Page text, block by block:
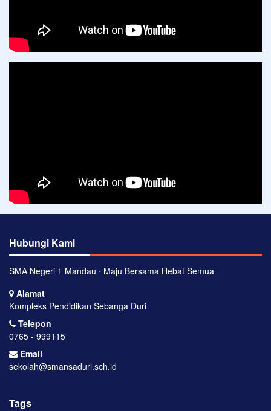
Hubungi Kami
SMA Negeri 1 Mandau ⋅ Maju Bersama Hebat Semua
Alamat
Kompleks Pendidikan Sebanga Duri
Telepon
0765 - 999115
Email
sekolah@smansaduri.sch.id
Tags